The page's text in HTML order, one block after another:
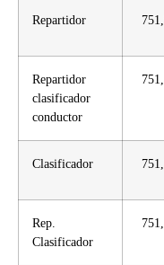
Repartidor
Repartidor
clasificador
conductor
Clasificador
Rep.
Clasificador